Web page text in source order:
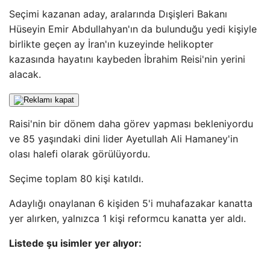
Seçimi kazanan aday, aralarında Dışişleri Bakanı
Hüseyin Emir Abdullahyan'ın da bulunduğu yedi kişiyle
birlikte geçen ay İran'ın kuzeyinde helikopter
kazasında hayatını kaybeden İbrahim Reisi'nin yerini
alacak.
Raisi'nin bir dönem daha görev yapması bekleniyordu
ve 85 yaşındaki dini lider Ayetullah Ali Hamaney'in
olası halefi olarak görülüyordu.
Seçime toplam 80 kişi katıldı.
Adaylığı onaylanan 6 kişiden 5'i muhafazakar kanatta
yer alırken, yalnızca 1 kişi reformcu kanatta yer aldı.
Listede şu isimler yer alıyor: